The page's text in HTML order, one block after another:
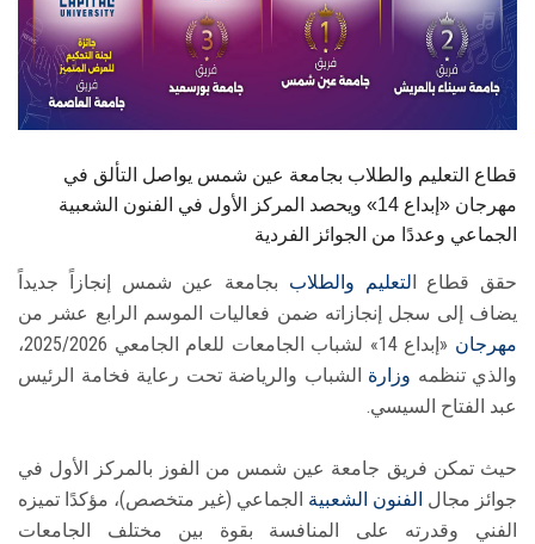
الزائـرون
قطاع التعليم والطلاب بجامعة عين شمس يواصل التألق في
مهرجان «إبداع 14» ويحصد المركز الأول في الفنون الشعبية
الجماعي وعددًا من الجوائز الفردية
حقق قطاع ا لتعليم والطلاب بجامعة عين شمس إنجازاً جديداً
يضاف إلى سجل إنجازاته ضمن فعاليات الموسم الرابع عشر من
مهرجان
«إبداع 14» لشباب الجامعات للعام الجامعي 2025/2026،
والذي تنظمه وزارة الشباب والرياضة تحت رعاية فخامة الرئيس
عبد الفتاح السيسي.
حيث تمكن فريق جامعة عين شمس من الفوز بالمركز الأول في
جوائز مجال الفنون الشعبية الجماعي (غير متخصص)، مؤكدًا تميزه
الفني وقدرته على المنافسة بقوة بين مختلف الجامعات